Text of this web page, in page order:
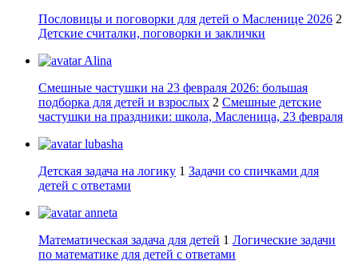
Пословицы и поговорки для детей о Масленице 2026 2
Детские считалки, поговорки и заклички
Alina
Смешные частушки на 23 февраля 2026: большая
подборка для детей и взрослых 2 Смешные детские
частушки на праздники: школа, Масленица, 23 февраля
lubasha
Детская задача на логику 1 Задачи со спичками для
детей с ответами
anneta
Математическая задача для детей 1 Логические задачи
по математике для детей с ответами